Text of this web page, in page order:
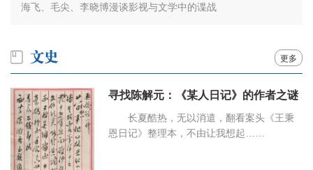
海飞、毛尖、李晓博漫谈影视与文学中的谍战
更多
寻找陈解元：《某人日记》的作者之谜
长夏酷热，无以消遣，翻看案头《王秉
恩日记》整理本，不由让我想起……